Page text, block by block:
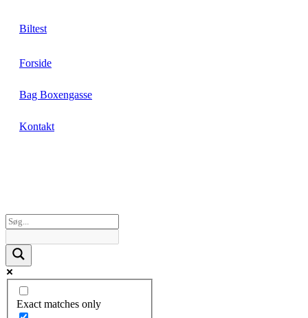
Biltest
Forside
Bag Boxengasse
Kontakt
Exact matches only